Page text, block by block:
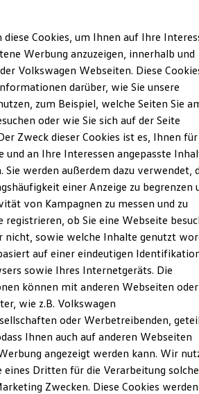
der ID. Modelle
im Winter
unterwegs
finden
und Lebensdauer
Förderung
Konnektivität
Versionen und Updates
Extras
zu Ihrem ID.
R und R Experience
kontaktieren
09:00 13:00
Uhr
Geschlossen
nur bis 17 Uhr erreichbar.
Ansprechpartner
wir
weiterhelfen?
diese Cookies, um Ihnen auf Ihre
Werbung anzuzeigen, innerhalb und
Volkswagen Webseiten. Diese
darüber, wie Sie unsere
zum Beispiel, welche Seiten Sie
oder wie Sie sich auf der Seite
Zweck dieser Cookies ist es, Ihnen für
und an Ihre Interessen angepasste
Sie werden außerdem dazu verwendet,
einer Anzeige zu begrenzen
von Kampagnen zu messen und zu
registrieren, ob Sie eine Webseite
nicht, sowie welche Inhalte genutzt
auf einer eindeutigen
sowie Ihres Internetgeräts. Die
können mit anderen Webseiten oder
wie z.B. Volkswagen
oder Werbetreibenden,
Ihnen auch auf anderen Webseiten
angezeigt werden kann. Wir
eines Dritten für die Verarbeitung
Zwecken. Diese Cookies